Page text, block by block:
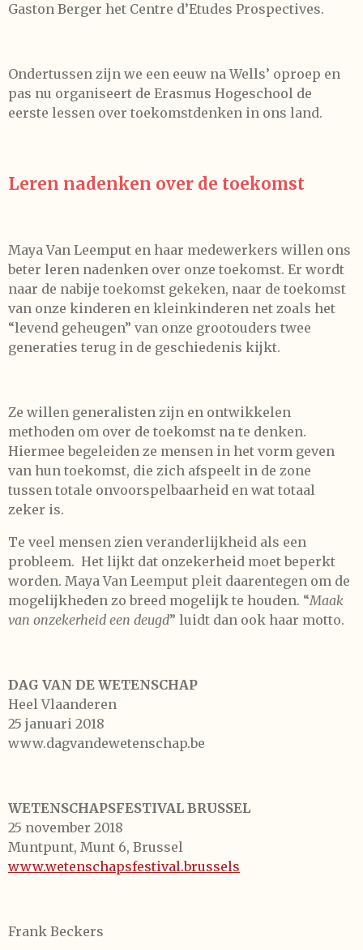
Gaston Berger het Centre d’Etudes Prospectives.
Ondertussen zijn we een eeuw na Wells’ oproep en
pas nu organiseert de Erasmus Hogeschool de
eerste lessen over toekomstdenken in ons land.
Leren nadenken over de toekomst
Maya Van Leemput en haar medewerkers willen ons
beter leren nadenken over onze toekomst. Er wordt
naar de nabije toekomst gekeken, naar de toekomst
van onze kinderen en kleinkinderen net zoals het
“levend geheugen” van onze grootouders twee
generaties terug in de geschiedenis kijkt.
Ze willen generalisten zijn en ontwikkelen
methoden om over de toekomst na te denken.
Hiermee begeleiden ze mensen in het vorm geven
van hun toekomst, die zich afspeelt in de zone
tussen totale onvoorspelbaarheid en wat totaal
zeker is.
Te veel mensen zien veranderlijkheid als een
probleem. Het lijkt dat onzekerheid moet beperkt
worden. Maya Van Leemput pleit daarentegen om de
mogelijkheden zo breed mogelijk te houden. “Maak
van onzekerheid een deugd” luidt dan ook haar motto.
DAG VAN DE WETENSCHAP
Heel Vlaanderen
25 januari 2018
www.dagvandewetenschap.be
WETENSCHAPSFESTIVAL BRUSSEL
25 november 2018
Muntpunt, Munt 6, Brussel
www.wetenschapsfestival.brussels
Frank Beckers